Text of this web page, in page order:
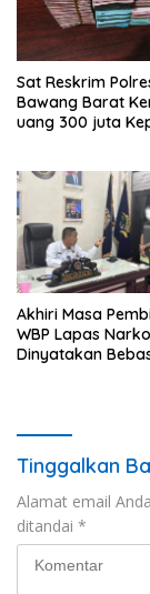
Sat Reskrim
Bawang Barat
uang 300 juta
Akhiri Masa
WBP Lapas
Dinyatakan
Tinggalkan
Alamat email
ditandai *